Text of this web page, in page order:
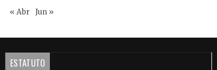
« Abr Jun »
ESTATUTO